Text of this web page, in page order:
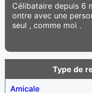
Célibataire depuis 6
ontre avec une
seul , comme moi .
Type de
Amicale